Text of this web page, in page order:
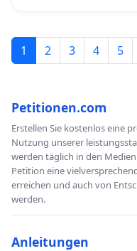
1 2 3 4 5
Petitionen.com
Erstellen Sie kostenlos eine
Nutzung unserer
werden täglich in den
Petition eine
erreichen und auch von
werden.
Anleitungen